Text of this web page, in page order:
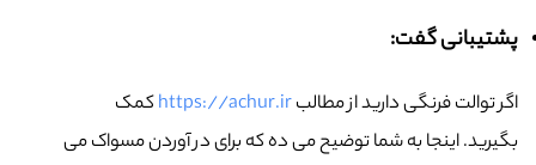
پشتیبانی گفت:
اگر توالت فرنگی دارید از مطالبhttps://achur.irکمک
بگیرید. اینجا به شما توضیح می ده که برای در آوردن مسواک می